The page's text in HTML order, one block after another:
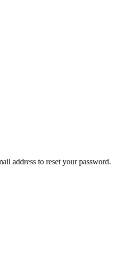
address to reset your password.